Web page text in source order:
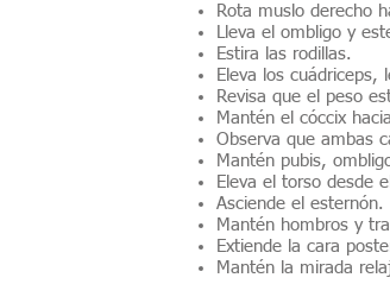
Rota muslo derecho
Lleva el ombligo y
Estira las rodillas.
Eleva los cuádriceps,
Revisa que el peso
Mantén el cóccix
Observa que ambas
Mantén pubis,
Eleva el torso desde
Asciende el esternón.
Mantén hombros y
Extiende la cara
Mantén la mirada